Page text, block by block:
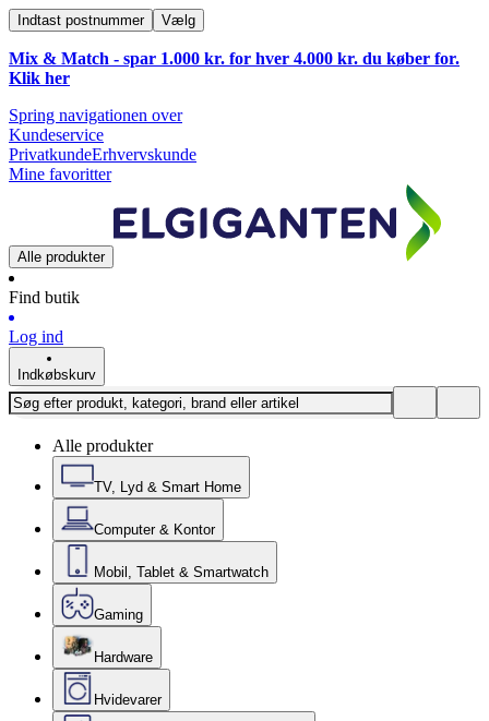
Indtast postnummer Vælg
Mix & Match - spar 1.000 kr. for hver 4.000 kr. du køber for.
Klik her
Spring navigationen over
Kundeservice
PrivatkundeErhvervskunde
Mine favoritter
Alle produkter
Find butik
Log ind
Indkøbskurv
Alle produkter
TV, Lyd & Smart Home
Computer & Kontor
Mobil, Tablet & Smartwatch
Gaming
Hardware
Hvidevarer